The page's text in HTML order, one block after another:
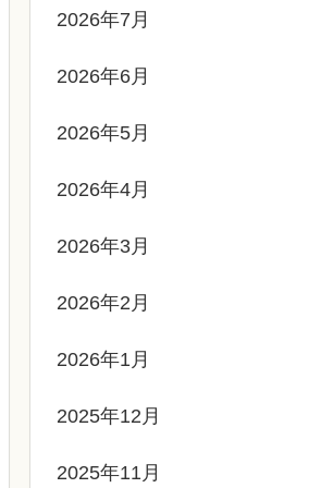
2026年7月
2026年6月
2026年5月
2026年4月
2026年3月
2026年2月
2026年1月
2025年12月
2025年11月